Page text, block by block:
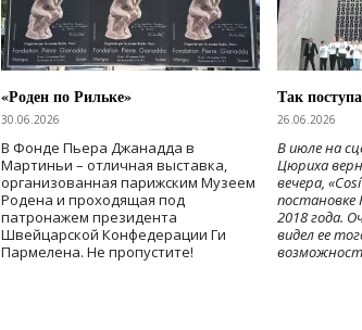
«Роден по Рильке»
30.06.2026
В Фонде Пьера Джанадда в
Мартиньи – отличная выставка,
организованная парижским Музеем
Родена и проходящая под
патронажем президента
Швейцарской Конфедерации Ги
Пармелена. Не пропустите!
Так
26.06.2026
В июле на
Цюриха
вечера,
постановке
2018 года.
видел ее